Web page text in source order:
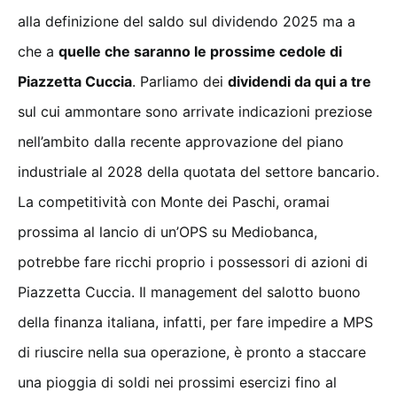
alla definizione del saldo sul dividendo 2025 ma a
che a quelle che saranno le prossime cedole di
Piazzetta Cuccia. Parliamo dei dividendi da qui a tre
sul cui ammontare sono arrivate indicazioni preziose
nell’ambito dalla recente approvazione del piano
industriale al 2028 della quotata del settore bancario.
La competitività con Monte dei Paschi, oramai
prossima al lancio di un’OPS su Mediobanca,
potrebbe fare ricchi proprio i possessori di azioni di
Piazzetta Cuccia. Il management del salotto buono
della finanza italiana, infatti, per fare impedire a MPS
di riuscire nella sua operazione, è pronto a staccare
una pioggia di soldi nei prossimi esercizi fino al